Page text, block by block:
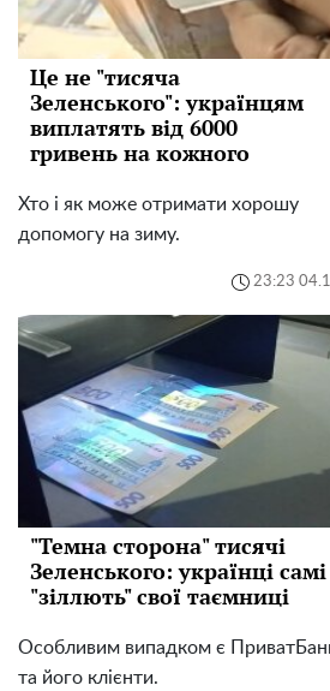
Це не "тисяча
Зеленського": українцям
виплатять від 6000
гривень на кожного
Хто і як може отримати хорошу
допомогу на зиму.
23:23
"Темна сторона" тисячі
Зеленського: українці самі
"зіллють" свої таємниці
Особливим випадком є
та його клієнти.